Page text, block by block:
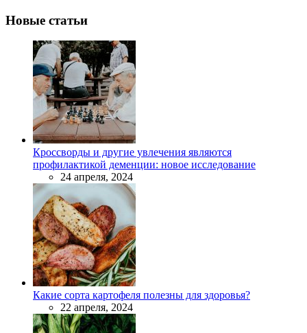
Новые статьи
Кроссворды и другие увлечения являются
профилактикой деменции: новое исследование
24 апреля, 2024
Какие сорта картофеля полезны для здоровья?
22 апреля, 2024